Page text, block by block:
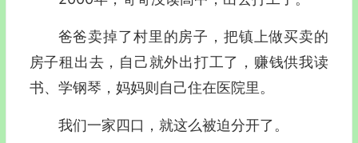
爸爸卖掉了村里的房子，把镇上做买卖的
房子租出去，自己就外出打工了，赚钱供我读
书、学钢琴，妈妈则自己住在医院里。
我们一家四口，就这么被迫分开了。